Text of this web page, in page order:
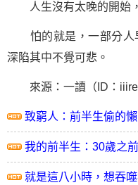
人生沒有太晚的開始，
怕的就是，一部分人
深陷其中不覺可悲。
來源：一讀（ID：
致窮人：前半生偷的
我的前半生：30歲之
彌補了
就是這八小時，想吞